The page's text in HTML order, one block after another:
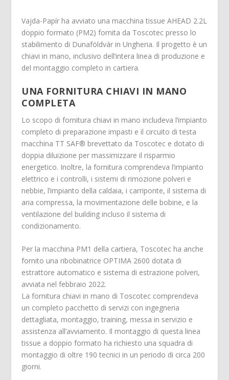
Vajda-Papír ha avviato una macchina tissue AHEAD 2.2L
doppio formato (PM2) fornita da Toscotec presso lo
stabilimento di Dunaföldvár in Ungheria. Il progetto è un
chiavi in mano, inclusivo dell’intera linea di produzione e
del montaggio completo in cartiera.
UNA FORNITURA CHIAVI IN MANO
COMPLETA
Lo scopo di fornitura chiavi in mano includeva l’impianto
completo di preparazione impasti e il circuito di testa
macchina TT SAF® brevettato da Toscotec e dotato di
doppia diluizione per massimizzare il risparmio
energetico. Inoltre, la fornitura comprendeva l’impianto
elettrico e i controlli, i sistemi di rimozione polveri e
nebbie, l’impianto della caldaia, i carriponte, il sistema di
aria compressa, la movimentazione delle bobine, e la
ventilazione del building incluso il sistema di
condizionamento.
Per la macchina PM1 della cartiera, Toscotec ha anche
fornito una ribobinatrice OPTIMA 2600 dotata di
estrattore automatico e sistema di estrazione polveri,
avviata nel febbraio 2022.
La fornitura chiavi in mano di Toscotec comprendeva
un completo pacchetto di servizi con ingegneria
dettagliata, montaggio, training, messa in servizio e
assistenza all’avviamento. Il montaggio di questa linea
tissue a doppio formato ha richiesto una squadra di
montaggio di oltre 190 tecnici in un periodo di circa 200
giorni.